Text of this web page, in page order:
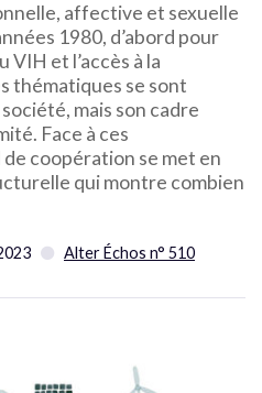
affective et sexuelle
1980, d’abord pour
et l’accès à la
thématiques se sont
mais son cadre
Face à ces
coopération se met en
qui montre combien
Alter Échos n° 510